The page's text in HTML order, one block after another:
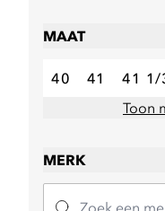
MAAT
40 41 41 1/
Toon
MERK